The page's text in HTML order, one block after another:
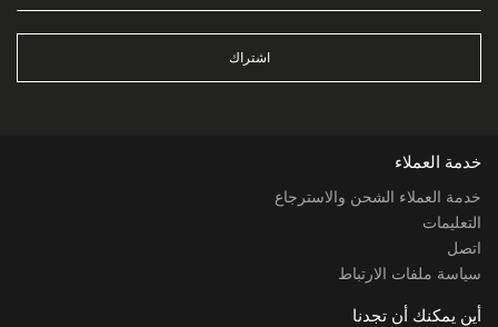
اشتراك
خدمة العملاء
خدمة العملاء الشحن والاسترجاع
التعليمات
اتصل
سياسة ملفات الارتباط
أين يمكنك أن تجدنا